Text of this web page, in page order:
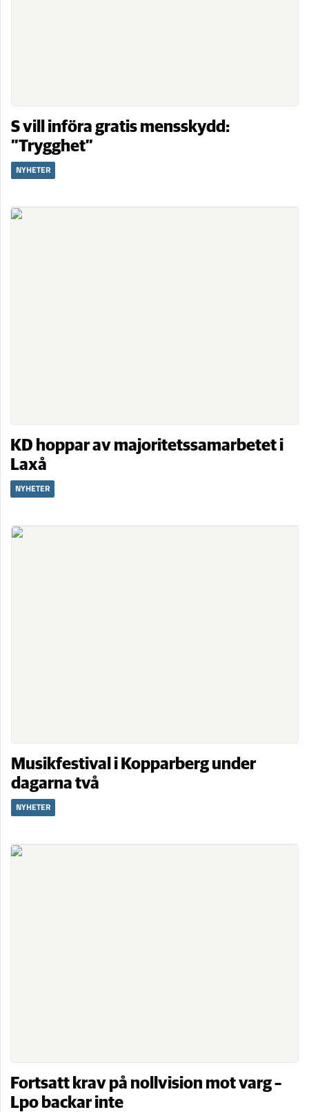
S vill införa gratis mensskydd:
”Trygghet”
NYHETER
KD hoppar av majoritetssamarbetet i
Laxå
NYHETER
Musikfestival i Kopparberg under
dagarna två
NYHETER
Fortsatt krav på nollvision mot varg –
Lpo backar inte